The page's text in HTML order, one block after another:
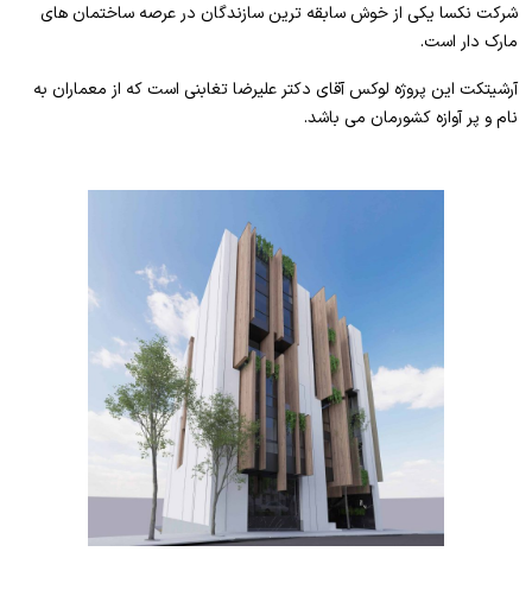
شرکت نکسا یکی از خوش سابقه ترین سازندگان در عرصه ساختمان های
مارک دار است.
آرشیتکت این پروژه لوکس آقای دکتر علیرضا تغابنی است که از معماران به
نام و پر آوازه کشورمان می باشد.